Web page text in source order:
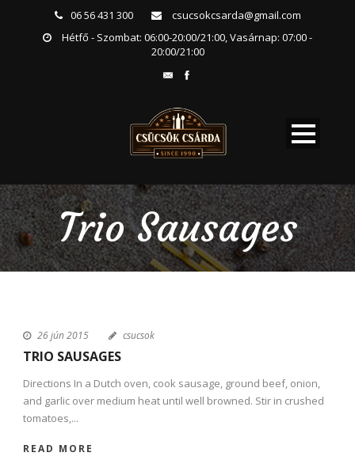
06 56 431 300
csucsokcsarda@gmail.com
Hétfő - Szombat: 06:00-20:00/21:00, Vasárnap: 07:00 -
20:00/21:00
Trio Sausages
26 jún 2015 csucsok
TRIO SAUSAGES
Directions In a Dutch oven, cook sausage, ground beef, onion,
and garlic over medium heat until well browned. Stir in crushed
tomatoes,...
READ MORE